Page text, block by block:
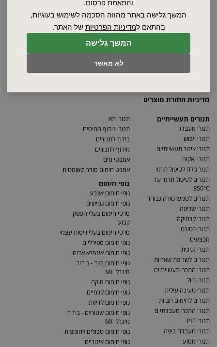
המשך גלישה
לא מאשר
והתאמת פרסום.
המשך גלישה באתר מהווה הסכמה לשימוש בעוגיות,
בהתאם למדיניות הפרטיות של האתר.
הצהרת נגישות
מדיניות החזרת מוצרים
תנורים תעשייתיים
תנורי מעבדה
תנורי ייבוש
תנורי צינור תעשייתיים
תנורי ואקום
תנור מלח לטיפול תרמי
תנורים לטיפול תרמי עד
850°C
תנורים לטמפרטורה גבוהה
תנורי שריפה
תנורי קרמיקה
תנורי רטורט
מבצעים
תנורי זכוכית
תנורים לשריפת שאריות
תנורי התכה תעשייתיים
תנורי כיול
תנורי טעינה עילית
תנורים לחימום חביות
תנורי התכה מעבדתיים
תנורי PIT
תנורי מעבדה ביפה
תנורי מסוע
תנורי תא
תנורי נידוף ממיסים
בידוד לתנורים
מידוף לתנורים
אמבטי מים
אמבט חימום סודה קאוסטית
גופי חימום
גופי חימום אצבע
גופי חימום גמישים
סרטי חימום בעלי הספק
קבוע
סרטי חימום בעלי וויסות עצמי
גופי חימום ספירליים
גופי חימום אינפרא אדום
גופי חימום בנד - בידוד
מינרלי MI
גופי חימום מיקה
גופי חימום קרמיים
גופי חימום לדיזות
גופי חימום שטוחים - בידוד
מינרלי MI
גופי חימום טבולים לחומצות
גופי חימום צינוריים